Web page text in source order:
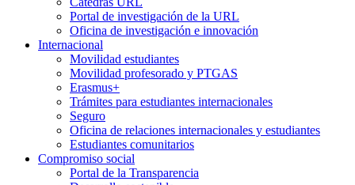
Portal de investigación de la URL
Oficina de investigación e innovación
Internacional
Movilidad estudiantes
Movilidad profesorado y PTGAS
Erasmus+
Trámites para estudiantes internacionales
Seguro
Oficina de relaciones internacionales y estudiantes
Estudiantes comunitarios
Compromiso social
Portal de la Transparencia